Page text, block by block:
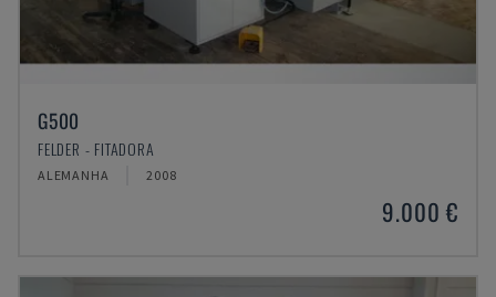
G500
FELDER - FITADORA
ALEMANHA 2008
9.000 €